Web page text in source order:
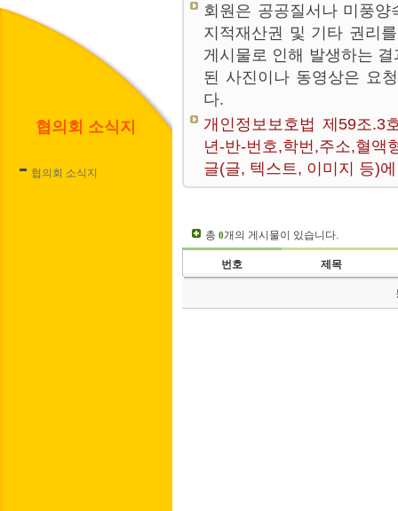
협의회 소식지
협의회 소식지
회원은 공공질서나 미풍
지적재산권 및 기타 권리
게시물로 인해 발생하는
된 사진이나 동영상은 요
다.
개인정보보호법 제59조.3
년-반-번호,학번,주소,혈
글(글, 텍스트, 이미지 등)
총 0개의 게시물이 있습니다.
번호 제목